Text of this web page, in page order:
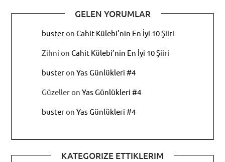
GELEN YORUMLAR
busteronCahit Külebi’nin En İyi 10 Şiiri
Zihni onCahit Külebi’nin En İyi 10 Şiiri
busteronYas Günlükleri #4
GüzelleronYas Günlükleri #4
busteronYas Günlükleri #4
KATEGORIZE ETTIKLERIM